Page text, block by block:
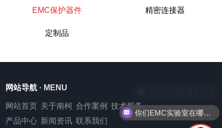
EMC保护器件 精密连接器
定制品
网站导航 · MENU
网站首页 关于南柯 合作案例
技术服务
产品中心 新闻资讯 联系我们
你们EMC实验室在哪里呢？